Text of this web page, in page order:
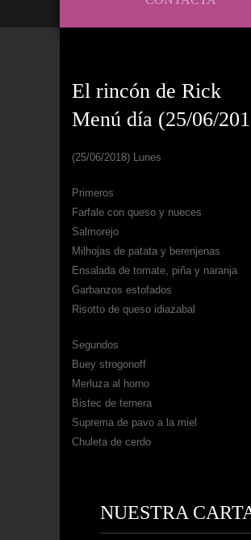
El rincón de Rick
Menú día (25/06/
(25/06/2018) Lunes
Primeros
Farfale con queso y nueces
Salmorejo
Milhojas de patata y berenjenas
Ensalada de tomate, piña y naranja
Garbanzos estofados
Risotto de queso idiazabal
Segundos
Buey strogonoff
Merluza al horno
Bistec de ternera
Suprema de pavo a la miel
Chuleta de cerdo
NUESTRA